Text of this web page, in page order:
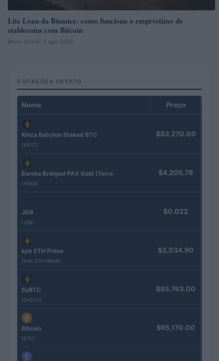
Lite Loan da Binance: como funciona o empréstimo de
stablecoins com Bitcoin
Bruno Costa · 5 ago 2026
COTAÇÕES CRYPTO
Nome Preço
Kinza Babylon Staked BTC
(KBTC)
$83,270.00
Eureka Bridged PAX Gold (Terra
(PAXG)
$4,205.78
JDB
(JDB)
$0.022
kpk ETH Prime
(KPK ETH PRIME)
$2,034.90
SyBTC
(SYBTC)
$85,763.00
Bitcoin
(BTC)
$65,170.00